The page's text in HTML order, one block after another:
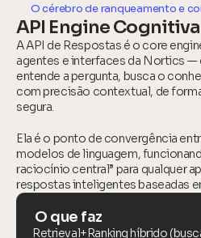
O cérebro de ranqueamento e
API Engine Cognitiva
A API de Respostas é o core
agentes e interfaces da Nortics —
entende a pergunta, busca o
com precisão contextual, de
segura.
Ela é o ponto de convergência
modelos de linguagem,
raciocínio central” para qualquer
respostas inteligentes baseadas
O que faz
Retrieval+Ranking híbrido